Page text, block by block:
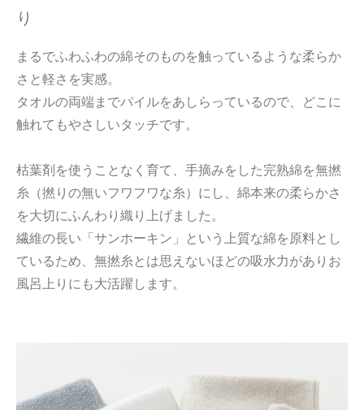
り
まるでふわふわの綿そのものを触っているような柔らか
さと軽さを実感。
タオルの両端までパイルをあしらっているので、どこに
触れてもやさしいタッチです。
枯葉剤を使うことなく育て、手摘みをした完熟綿を無撚
糸（撚りの無いフワフワな糸）にし、綿本来の柔らかさ
を大切にふんわり織り上げました。
繊維の長い「サンホーキン」という上質な綿を原料とし
ているため、無撚糸とは思えないほどの吸水力がありお
風呂上りにも大活躍します。